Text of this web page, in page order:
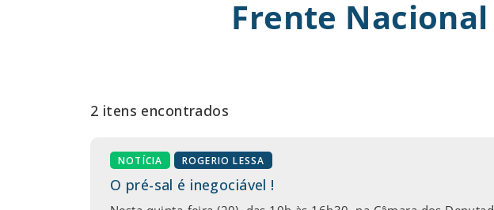
Frente
2 itens encontrados
NOTÍCIA ROGERIO LESSA
O pré-sal é inegociável !